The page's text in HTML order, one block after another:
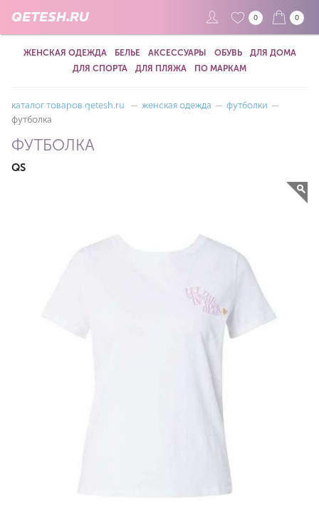
QETESH.RU 0 0
ЖЕНСКАЯ ОДЕЖДА БЕЛЬЕ АКСЕССУАРЫ ОБУВЬ
ДЛЯ ДОМА
ДЛЯ СПОРТА
ДЛЯ ПЛЯЖА ПО МАРКАМ
каталог товаров qetesh.ru — женская одежда — футболки —
футболка
ФУТБОЛКА
QS